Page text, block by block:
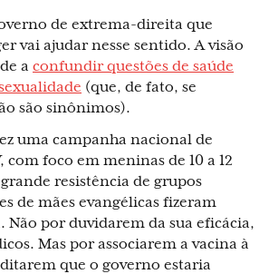
de extrema-direita que
vai ajudar nesse sentido. A visão
a confundir questões de saúde
(que, de fato, se
são sinônimos).
uma campanha nacional de
com foco em meninas de 10 a 12
resistência de grupos
de mães evangélicas fizeram
Não por duvidarem da sua eficácia,
Mas por associarem a vacina à
que o governo estaria